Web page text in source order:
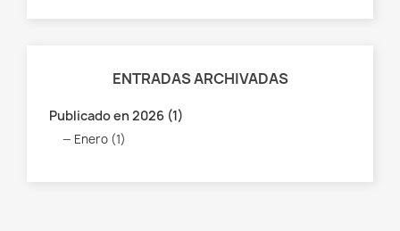
ENTRADAS ARCHIVADAS
Publicado en 2026 (1)
Enero (1)